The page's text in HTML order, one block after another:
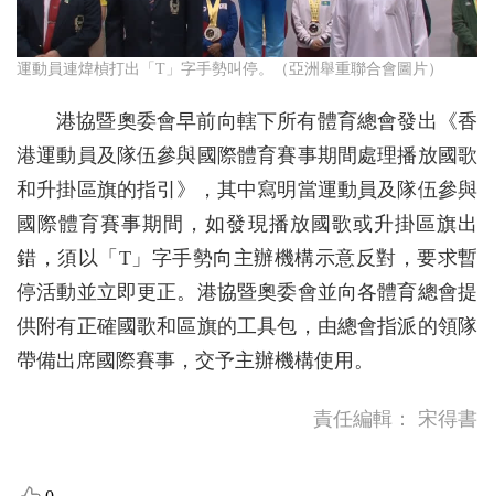
運動員連煒楨打出「T」字手勢叫停。（亞洲舉重聯合會圖片）
港協暨奧委會早前向轄下所有體育總會發出《香
港運動員及隊伍參與國際體育賽事期間處理播放國歌
和升掛區旗的指引》，其中寫明當運動員及隊伍參與
國際體育賽事期間，如發現播放國歌或升掛區旗出
錯，須以「T」字手勢向主辦機構示意反對，要求暫
停活動並立即更正。港協暨奧委會並向各體育總會提
供附有正確國歌和區旗的工具包，由總會指派的領隊
帶備出席國際賽事，交予主辦機構使用。
責任編輯： 宋得書